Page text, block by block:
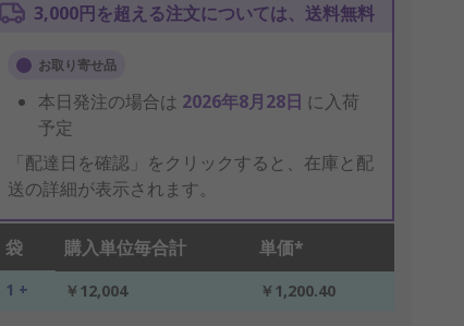
3,000円を超える注文については、送料無料
お取り寄せ品
本日発注の場合は 2026年8月28日 に入荷
予定
「配達日を確認」をクリックすると、在庫と配
送の詳細が表示されます。
袋 購入単位毎合計 単価*
1 + ￥12,004 ￥1,200.40